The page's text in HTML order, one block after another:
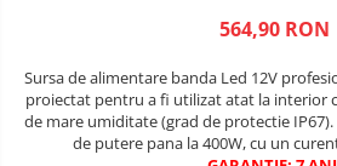
564,90 RON
Sursa de alimentare banda Led 12V
proiectat pentru a fi utilizat atat la interior
de mare umiditate (grad de protectie
de putere pana la 400W, cu un